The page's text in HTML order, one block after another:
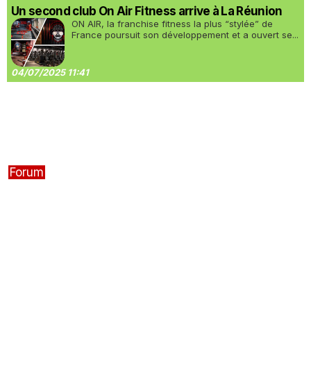
Un second club On Air Fitness arrive à La Réunion
ON AIR, la franchise fitness la plus “stylée” de
France poursuit son développement et a ouvert se...
04/07/2025 11:41
Forum